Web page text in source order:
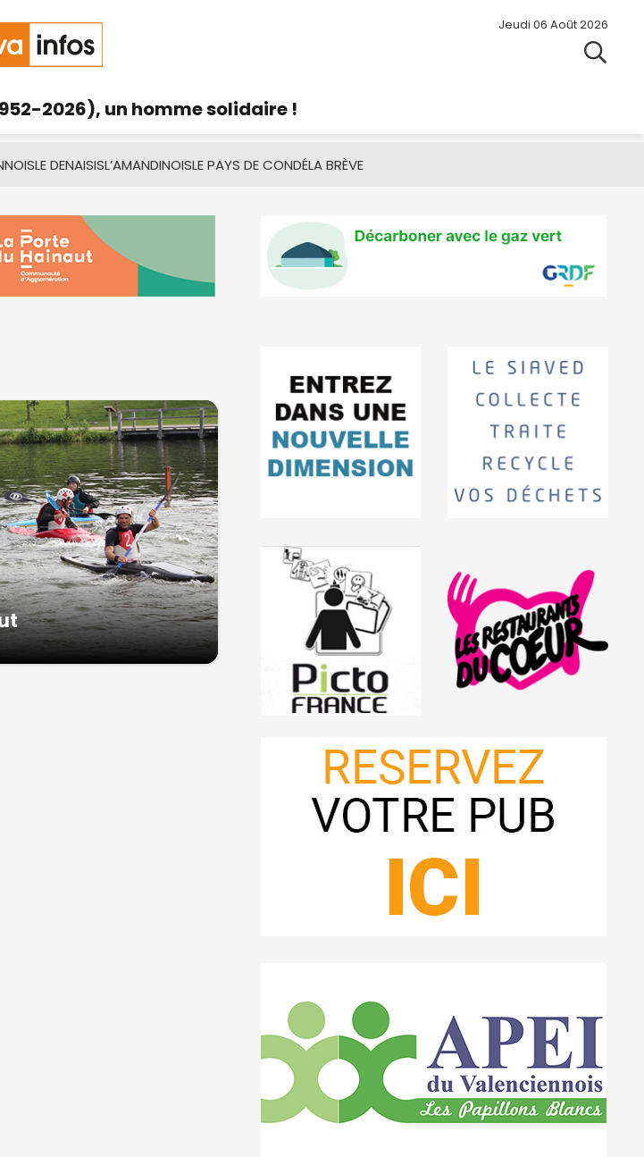
Jeudi 06 Août 2026
2026), un homme solidaire !
LE DENAISISL’AMANDINOISLE PAYS DE CONDÉLA BRÈVE